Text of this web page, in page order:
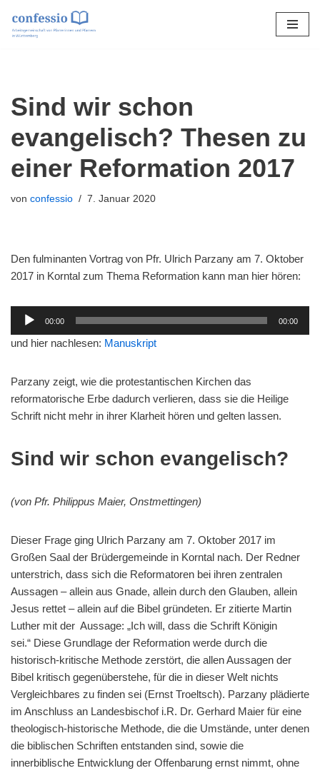
Zum
Sind wir schon
evangelisch? Thesen zu
einer Reformation 2017
von confessio 7. Januar 2020
Den fulminanten Vortrag von Pfr. Ulrich Parzany am 7. Oktober
2017 in Korntal zum Thema Reformation kann man hier hören:
d
o
-
P
a
y
r
00:00 00:00
und hier nachlesen: Manuskript
Parzany zeigt, wie die protestantischen Kirchen das
reformatorische Erbe dadurch verlieren, dass sie die Heilige
Schrift nicht mehr in ihrer Klarheit hören und gelten lassen.
Sind wir schon evangelisch?
(von Pfr. Philippus Maier, Onstmettingen)
Dieser Frage ging Ulrich Parzany am 7. Oktober 2017 im
Großen Saal der Brüdergemeinde in Korntal nach. Der Redner
unterstrich, dass sich die Reformatoren bei ihren zentralen
Aussagen – allein aus Gnade, allein durch den Glauben, allein
Jesus rettet – allein auf die Bibel gründeten. Er zitierte Martin
Luther mit der Aussage: „Ich will, dass die Schrift Königin
sei.“ Diese Grundlage der Reformation werde durch die
historisch-kritische Methode zerstört, die allen Aussagen der
Bibel kritisch gegenüberstehe, für die in dieser Welt nichts
Vergleichbares zu finden sei (Ernst Troeltsch). Parzany plädierte
im Anschluss an Landesbischof i.R. Dr. Gerhard Maier für eine
theologisch-historische Methode, die die Umstände, unter denen
die biblischen Schriften entstanden sind, sowie die
innerbiblische Entwicklung der Offenbarung ernst nimmt, ohne